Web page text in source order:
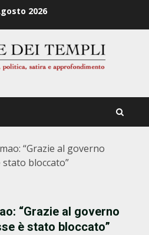
2026
“Grazie al governo
stato bloccato”
“Grazie al governo
è stato bloccato”